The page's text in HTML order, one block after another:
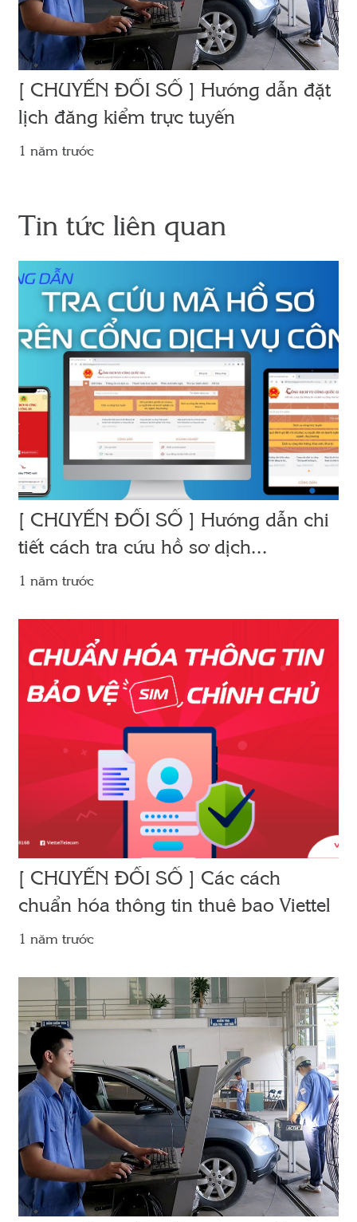
[ CHUYỂN ĐỔI SỐ ] Hướng dẫn đặt
lịch đăng kiểm trực tuyến
1 năm trước
Tin tức liên quan
[ CHUYỂN ĐỔI SỐ ] Hướng dẫn chi
tiết cách tra cứu hồ sơ dịch...
1 năm trước
[ CHUYỂN ĐỔI SỐ ] Các cách
chuẩn hóa thông tin thuê bao Viettel
1 năm trước